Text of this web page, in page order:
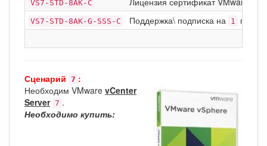
VS7-STD-8AK-C
VS7-STD-8AK-G-SSS-C Поддержка\ подписка на 1 год
Сценарий 7 :
Необходим VMware vCenter
Server 7 .
Необходимо купить: